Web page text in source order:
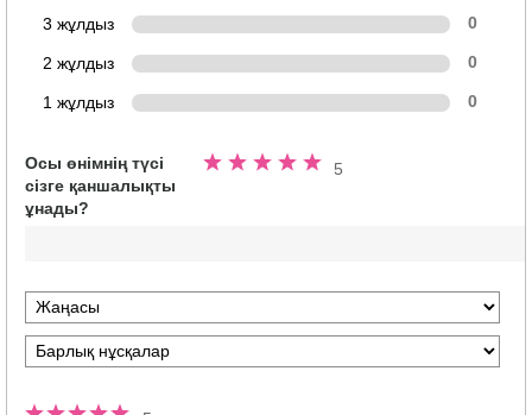
3 жұлдыз 0
2 жұлдыз 0
1 жұлдыз 0
Осы өнімнің түсі
сізге қаншалықты
ұнады?
5
5